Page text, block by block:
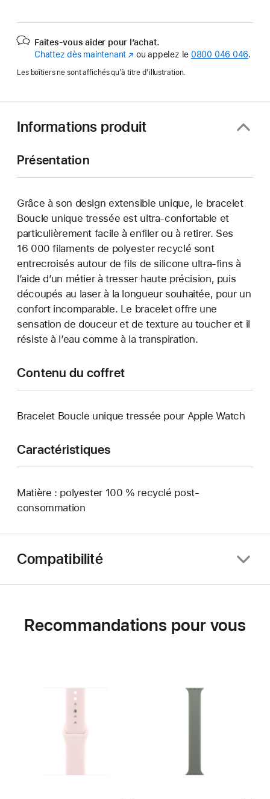
Faites-vous aider pour l’achat.
Chattez dès maintenant (s’ouvre
une
fenêtre)
ou appelez le 0800 046 046.
Les boîtiers ne sont affichés qu’à titre d’illustration.
Informations produit
Présentation
Grâce à son design extensible unique, le bracelet
Boucle unique tressée est ultra-confortable et
particulièrement facile à enfiler ou à retirer. Ses
16 000 filaments de polyester recyclé sont
entrecroisés autour de fils de silicone ultra-fins à
l’aide d’un métier à tresser haute précision, puis
découpés au laser à la longueur souhaitée, pour un
confort incomparable. Le bracelet offre une
sensation de douceur et de texture au toucher et il
résiste à l’eau comme à la transpiration.
Contenu du coffret
Bracelet Boucle unique tressée pour Apple Watch
Caractéristiques
Matière : polyester 100 % recyclé post-
consommation
Compatibilité
Recommandations pour vous